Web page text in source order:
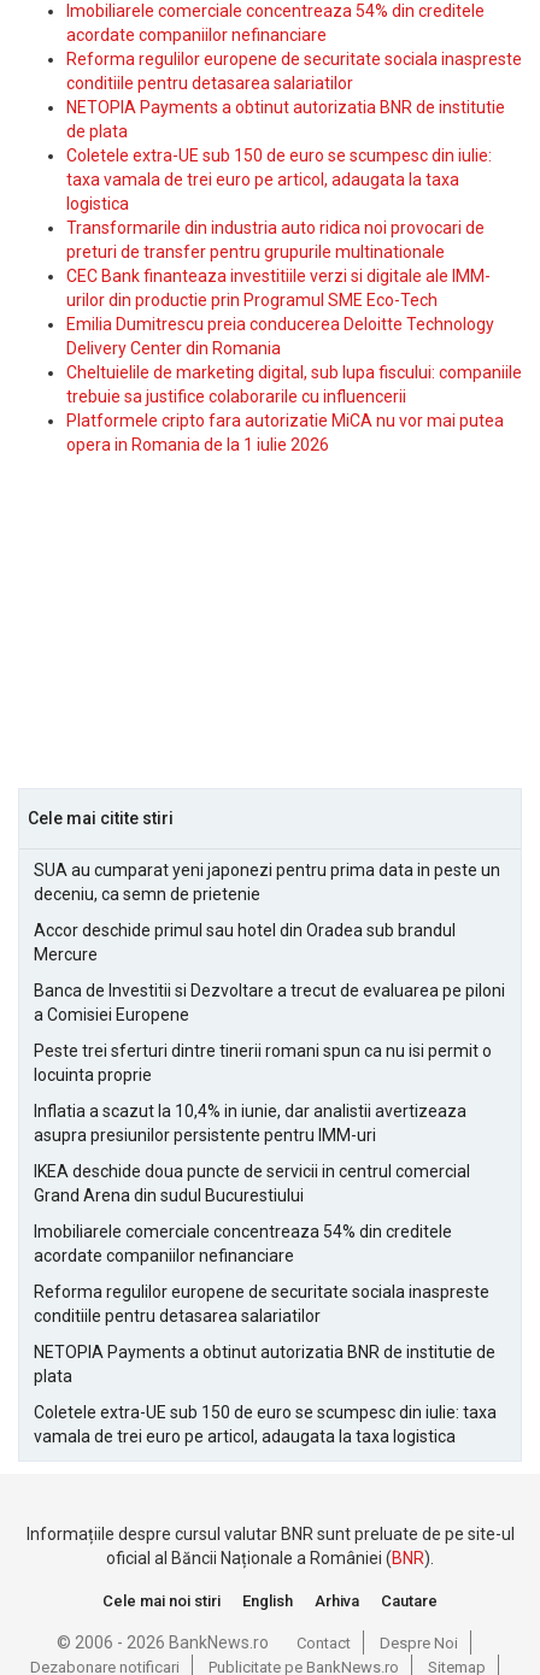
Imobiliarele comerciale concentreaza 54% din creditele
acordate companiilor nefinanciare
Reforma regulilor europene de securitate sociala inaspreste
conditiile pentru detasarea salariatilor
NETOPIA Payments a obtinut autorizatia BNR de institutie
de plata
Coletele extra-UE sub 150 de euro se scumpesc din iulie:
taxa vamala de trei euro pe articol, adaugata la taxa
logistica
Transformarile din industria auto ridica noi provocari de
preturi de transfer pentru grupurile multinationale
CEC Bank finanteaza investitiile verzi si digitale ale IMM-
urilor din productie prin Programul SME Eco-Tech
Emilia Dumitrescu preia conducerea Deloitte Technology
Delivery Center din Romania
Cheltuielile de marketing digital, sub lupa fiscului: companiile
trebuie sa justifice colaborarile cu influencerii
Platformele cripto fara autorizatie MiCA nu vor mai putea
opera in Romania de la 1 iulie 2026
Cele mai citite stiri
SUA au cumparat yeni japonezi pentru prima data in peste un
deceniu, ca semn de prietenie
Accor deschide primul sau hotel din Oradea sub brandul
Mercure
Banca de Investitii si Dezvoltare a trecut de evaluarea pe piloni
a Comisiei Europene
Peste trei sferturi dintre tinerii romani spun ca nu isi permit o
locuinta proprie
Inflatia a scazut la 10,4% in iunie, dar analistii avertizeaza
asupra presiunilor persistente pentru IMM-uri
IKEA deschide doua puncte de servicii in centrul comercial
Grand Arena din sudul Bucurestiului
Imobiliarele comerciale concentreaza 54% din creditele
acordate companiilor nefinanciare
Reforma regulilor europene de securitate sociala inaspreste
conditiile pentru detasarea salariatilor
NETOPIA Payments a obtinut autorizatia BNR de institutie de
plata
Coletele extra-UE sub 150 de euro se scumpesc din iulie: taxa
vamala de trei euro pe articol, adaugata la taxa logistica
Informațiile despre cursul valutar BNR sunt preluate de pe site-ul
oficial al Băncii Naționale a României (BNR).
Cele mai noi stiri English Arhiva Cautare
© 2006 - 2026 BankNews.ro Contact
Despre Noi
Dezabonare notificari
Publicitate pe BankNews.ro Sitemap